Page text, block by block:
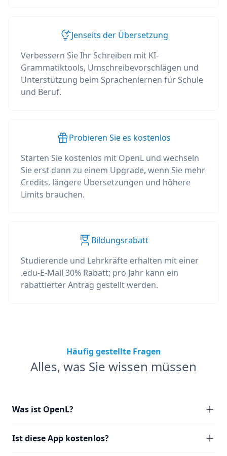
Jenseits der Übersetzung
Verbessern Sie Ihr Schreiben mit KI-
Grammatiktools, Umschreibevorschlägen und
Unterstützung beim Sprachenlernen für Schule
und Beruf.
Probieren Sie es kostenlos
Starten Sie kostenlos mit OpenL und wechseln
Sie erst dann zu einem Upgrade, wenn Sie mehr
Credits, längere Übersetzungen und höhere
Limits brauchen.
Bildungsrabatt
Studierende und Lehrkräfte erhalten mit einer
.edu-E-Mail 30% Rabatt; pro Jahr kann ein
rabattierter Antrag gestellt werden.
Häufig gestellte Fragen
Alles, was Sie wissen müssen
Was ist OpenL?
Ist diese App kostenlos?